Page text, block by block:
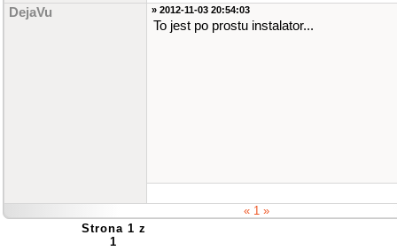
DejaVu » 2012-11-03 20:54:03
To jest po prostu instalator...
« 1 »
Strona 1 z
1